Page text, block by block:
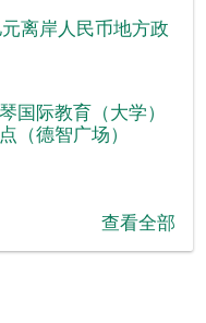
离岸人民币地方政
国际教育（大学）
德智广场）
查看全部